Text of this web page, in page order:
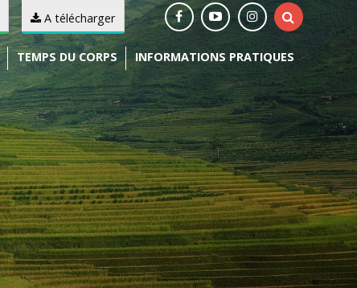
A télécharger
TEMPS DU CORPS INFORMATIONS PRATIQUES